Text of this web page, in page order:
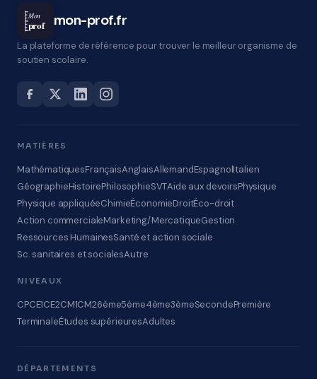
Mon
prof mon-prof.fr
La plateforme de référence pour trouver le meilleur organisme de
soutien scolaire.
MATIÈRES
MathématiquesFrançaisAnglaisAllemandEspagnolItalien
GéographieHistoirePhilosophieSVTAide aux devoirsPhysique
Physique appliquéeChimieÉconomieDroitÉco-droit
Action commercialeMarketing/MercatiqueGestion
Ressources HumainesSanté et action sociale
Sc. sanitaires et socialesAutre
NIVEAUX
CPCE1CE2CM1CM26ème5ème4ème3èmeSecondePremière
TerminaleÉtudes supérieuresAdultes
DÉPARTEMENTS